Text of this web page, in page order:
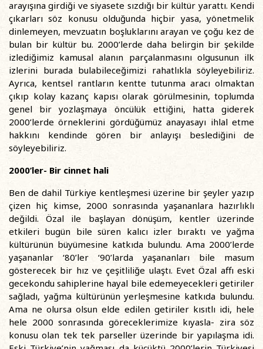
arayışına girdiği ve siyasete sızdığı bir kültür yarattı. Kendi
çıkarları söz konusu olduğunda hiçbir yasa, yönetmelik
dinlemeyen, mevzuatın boşluklarını arayan ve çoğu kez de
bulan bir kültür bu. 2000’lerde daha belirgin bir şekilde
izlediğimiz kamusal alanın parçalanmasını olgusunun ilk
izlerini burada bulabileceğimizi rahatlıkla söyleyebiliriz.
Ayrıca, kentsel rantların kentte tutunma aracı olmaktan
çıkıp kolay kazanç kapısı olarak görülmesinin, toplumda
genel bir yozlaşmaya öncülük ettiğini, hatta giderek
2000’lerde örneklerini gördüğümüz anayasayı ihlal etme
hakkını kendinde gören bir anlayışı beslediğini de
söyleyebiliriz.
2000’ler- Bir cinnet hali
Ben de dahil Türkiye kentleşmesi üzerine bir şeyler yazıp
çizen hiç kimse, 2000 sonrasında yaşananlara hazırlıklı
değildi. Özal ile başlayan dönüşüm, kentler üzerinde
etkileri bugün bile süren kalıcı izler bıraktı ve yağma
kültürünün büyümesine katkıda bulundu. Ama 2000’lerde
yaşananlar ‘80’ler ‘90’larda yaşananları bile masum
gösterecek bir hız ve çeşitliliğe ulaştı. Evet Özal affı eski
gecekondu sahiplerine hayal bile edemeyecekleri getiriler
sağladı, yağma kültürünün yerleşmesine katkıda bulundu.
Ama ne olursa olsun elde edilen getiriler kısıtlı idi, hele
hele 2000 sonrasında göreceklerimize kıyasla- zira söz
konusu olan tek tek parseller üzerinde bir yapılaşma idi.